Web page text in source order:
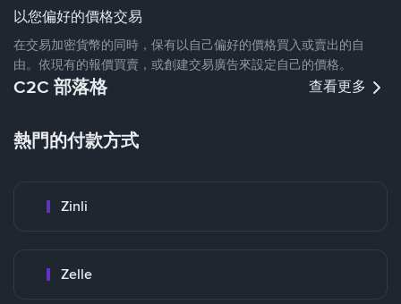
以您偏好的價格交易
在交易加密貨幣的同時，保有以自己偏好的價格買入或賣出的自
由。依現有的報價買賣，或創建交易廣告來設定自己的價格。
C2C 部落格 查看更多
熱門的付款方式
Zinli
Zelle